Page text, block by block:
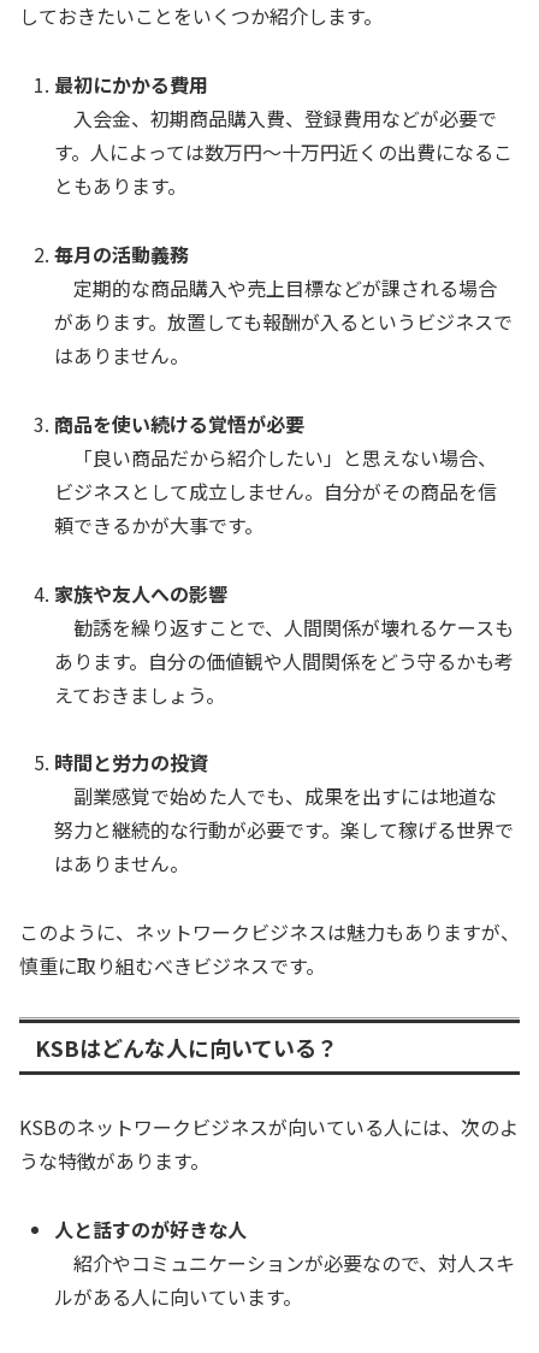
しておきたいことをいくつか紹介します。
最初にかかる費用
入会金、初期商品購入費、登録費用などが必要で
す。人によっては数万円〜十万円近くの出費になるこ
ともあります。
毎月の活動義務
定期的な商品購入や売上目標などが課される場合
があります。放置しても報酬が入るというビジネスで
はありません。
商品を使い続ける覚悟が必要
「良い商品だから紹介したい」と思えない場合、
ビジネスとして成立しません。自分がその商品を信
頼できるかが大事です。
家族や友人への影響
勧誘を繰り返すことで、人間関係が壊れるケースも
あります。自分の価値観や人間関係をどう守るかも考
えておきましょう。
時間と労力の投資
副業感覚で始めた人でも、成果を出すには地道な
努力と継続的な行動が必要です。楽して稼げる世界で
はありません。
このように、ネットワークビジネスは魅力もありますが、
慎重に取り組むべきビジネスです。
KSBはどんな人に向いている？
KSBのネットワークビジネスが向いている人には、次のよ
うな特徴があります。
人と話すのが好きな人
紹介やコミュニケーションが必要なので、対人スキ
ルがある人に向いています。